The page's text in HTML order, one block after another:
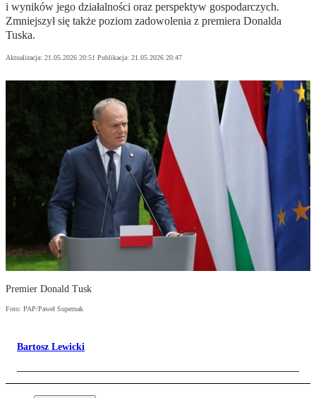
i wyników jego działalności oraz perspektyw gospodarczych.
Zmniejszył się także poziom zadowolenia z premiera Donalda
Tuska.
Aktualizacja: 21.05.2026 20:51 Publikacja: 21.05.2026 20:47
Premier Donald Tusk
Foto: PAP/Paweł Supernak
Bartosz Lewicki